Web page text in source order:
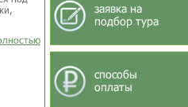
заявка на
подбор тура
способы
оплаты